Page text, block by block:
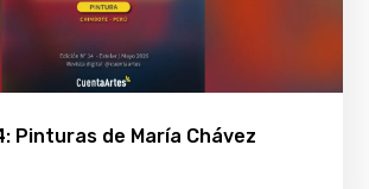
Pinturas de María Chávez